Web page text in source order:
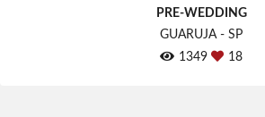
PRE-WEDDING
GUARUJA - SP
1349
18